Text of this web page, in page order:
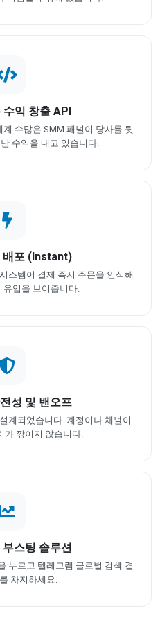
수익 창출 API
수많은 SMM 패널이 당사를 뒷
수익을 내고 있습니다.
배포 (Instant)
스템이 결제 즉시 주문을 인식해
유입을 보여줍니다.
성 및 밴오프
계되었습니다. 계정이나 채널이
가 깎이지 않습니다.
부스팅 솔루션
누르고 텔레그램 글로벌 검색 결
차지하세요.